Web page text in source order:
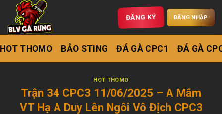
ĐĂNG KÝ ĐĂNG NHẬP
HOT THOMO BẢO STING ĐÁ GÀ CPC1 ĐÁ GÀ
HOT THOMO
Trận 34 CPC3 11/06/2025 – A Mắm
VT Hạ A Duy Lên Ngôi Vô Địch CPC3